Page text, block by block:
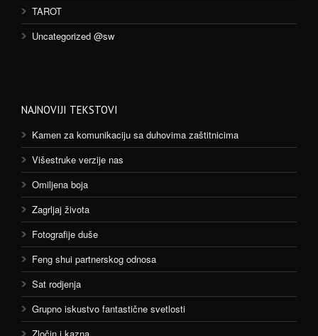
TAROT
Uncategorized @sw
NAJNOVIJI TEKSTOVI
Kamen za komunikaciju sa duhovima zaštitnicima
Višestruke verzije nas
Omiljena boja
Zagrljaj života
Fotografije duše
Feng shui partnerskog odnosa
Sat rodjenja
Grupno iskustvo fantastične svetlosti